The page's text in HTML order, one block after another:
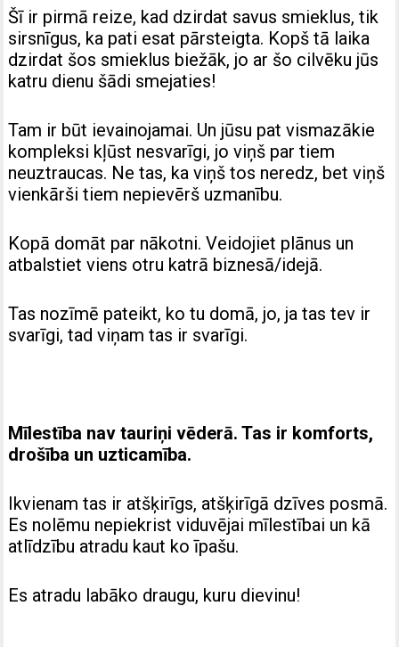
Šī ir pirmā reize, kad dzirdat savus smieklus, tik
sirsnīgus, ka pati esat pārsteigta. Kopš tā laika
dzirdat šos smieklus biežāk, jo ar šo cilvēku jūs
katru dienu šādi smejaties!
Tam ir būt ievainojamai. Un jūsu pat vismazākie
kompleksi kļūst nesvarīgi, jo viņš par tiem
neuztraucas. Ne tas, ka viņš tos neredz, bet viņš
vienkārši tiem nepievērš uzmanību.
Kopā domāt par nākotni. Veidojiet plānus un
atbalstiet viens otru katrā biznesā/idejā.
Tas nozīmē pateikt, ko tu domā, jo, ja tas tev ir
svarīgi, tad viņam tas ir svarīgi.
Mīlestība nav tauriņi vēderā. Tas ir komforts,
drošība un uzticamība.
Ikvienam tas ir atšķirīgs, atšķirīgā dzīves posmā.
Es nolēmu nepiekrist viduvējai mīlestībai un kā
atlīdzību atradu kaut ko īpašu.
Es atradu labāko draugu, kuru dievinu!